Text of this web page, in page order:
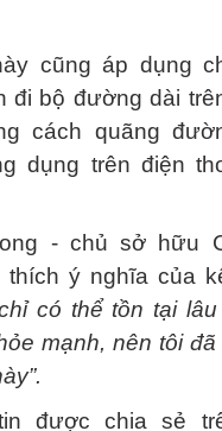
cũng áp dụng
đi bộ đường dài
cách quãng
dụng trên điện
- chủ sở hữu
thích ý nghĩa của
có thể tồn tại
mạnh, nên tôi
được chia sẻ